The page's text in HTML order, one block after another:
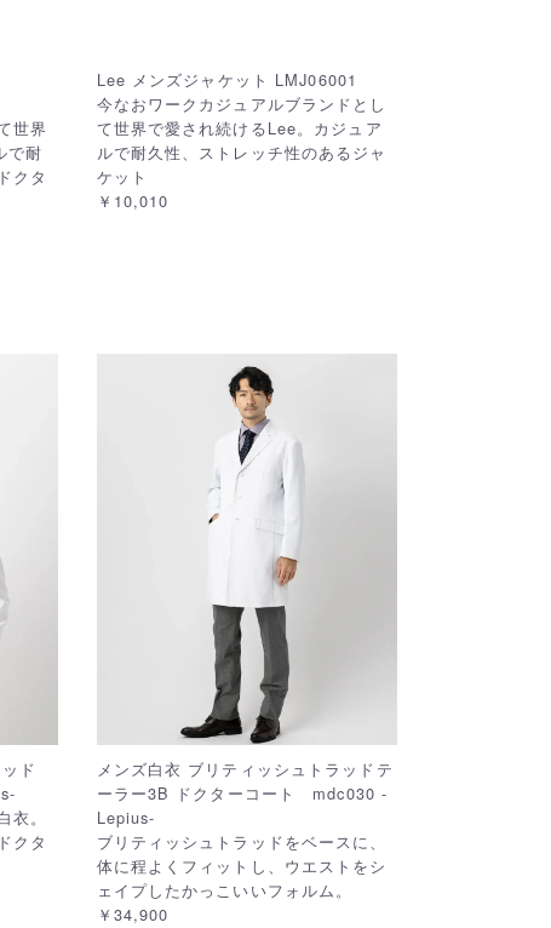
世界
で耐
クタ
Lee メンズジャケット LMJ06001
今なおワークカジュアルブランドとし
て世界で愛され続けるLee。カジュア
ルで耐久性、ストレッチ性のあるジャ
ケット
￥10,010
ド
。
クタ
メンズ白衣 ブリティッシュトラッドテ
ーラー3B ドクターコート mdc030 -
Lepius-
ブリティッシュトラッドをベースに、
体に程よくフィットし、ウエストをシ
ェイプしたかっこいいフォルム。
￥34,900